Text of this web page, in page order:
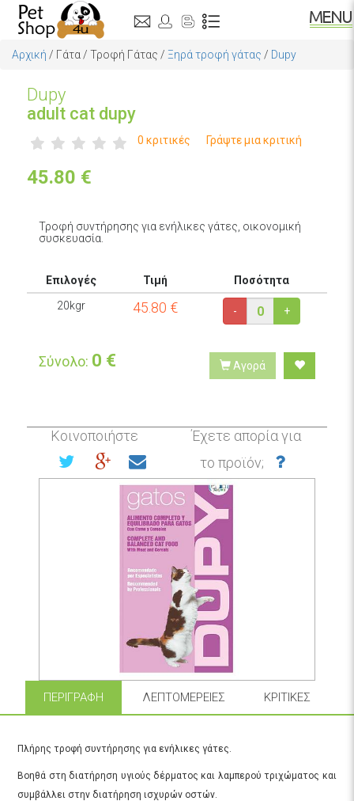
Αρχική / Γάτα / Τροφή Γάτας / Ξηρά τροφή γάτας / Dupy
Dupy
adult cat dupy
0 κριτικές Γράψτε μια κριτική
45.80 €
Τροφή συντήρησης για ενήλικες γάτες, οικονομική
συσκευασία.
Επιλογές Τιμή
Ποσότητα
20kgr
45.80 € - +
Σύνολο: 0 € Αγορά
Κοινοποιήστε
Έχετε απορία για
το προϊόν;
ΠΕΡΙΓΡΑΦΉ ΛΕΠΤΟΜΈΡΕΙΕΣ ΚΡΙΤΙΚΈΣ
Πλήρης τροφή συντήρησης για ενήλικες γάτες.
Βοηθά στη διατήρηση υγιούς δέρματος και λαμπερού τριχώματος και
συμβάλλει στην διατήρηση ισχυρών οστών.